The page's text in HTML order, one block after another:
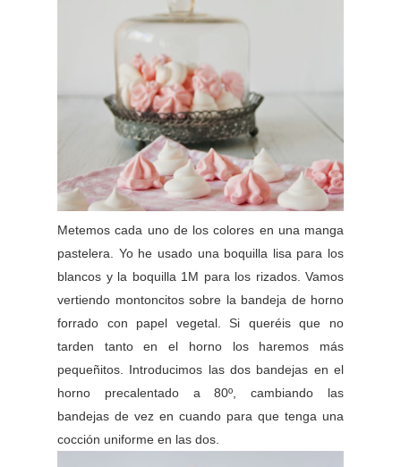
Metemos cada uno de los colores en una manga
pastelera. Yo he usado una boquilla lisa para los
blancos y la boquilla 1M para los rizados. Vamos
vertiendo montoncitos sobre la bandeja de horno
forrado con papel vegetal. Si queréis que no
tarden tanto en el horno los haremos más
pequeñitos. Introducimos las dos bandejas en el
horno precalentado a 80º, cambiando las
bandejas de vez en cuando para que tenga una
cocción uniforme en las dos.